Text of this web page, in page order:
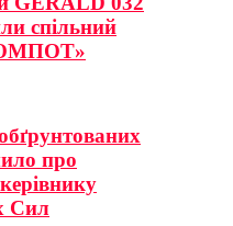
спільний
про
Сил